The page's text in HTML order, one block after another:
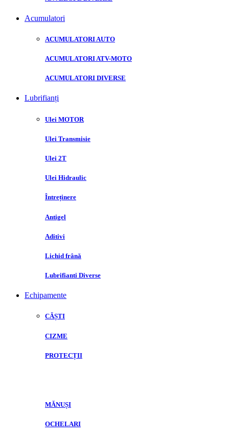
Acumulatori
ACUMULATORI AUTO
ACUMULATORI ATV-MOTO
ACUMULATORI DIVERSE
Lubrifianți
Ulei MOTOR
Ulei Transmisie
Ulei 2T
Ulei Hidraulic
Întreținere
Antigel
Aditivi
Lichid frână
Lubrifianti Diverse
Echipamente
CĂȘTI
CIZME
PROTECȚII
MĂNUȘI
OCHELARI